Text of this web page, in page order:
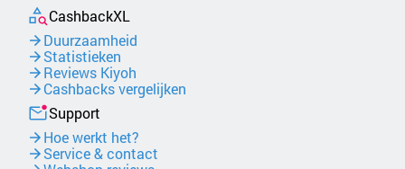
CashbackXL
Duurzaamheid
Statistieken
Reviews Kiyoh
Cashbacks vergelijken
Support
Hoe werkt het?
Service & contact